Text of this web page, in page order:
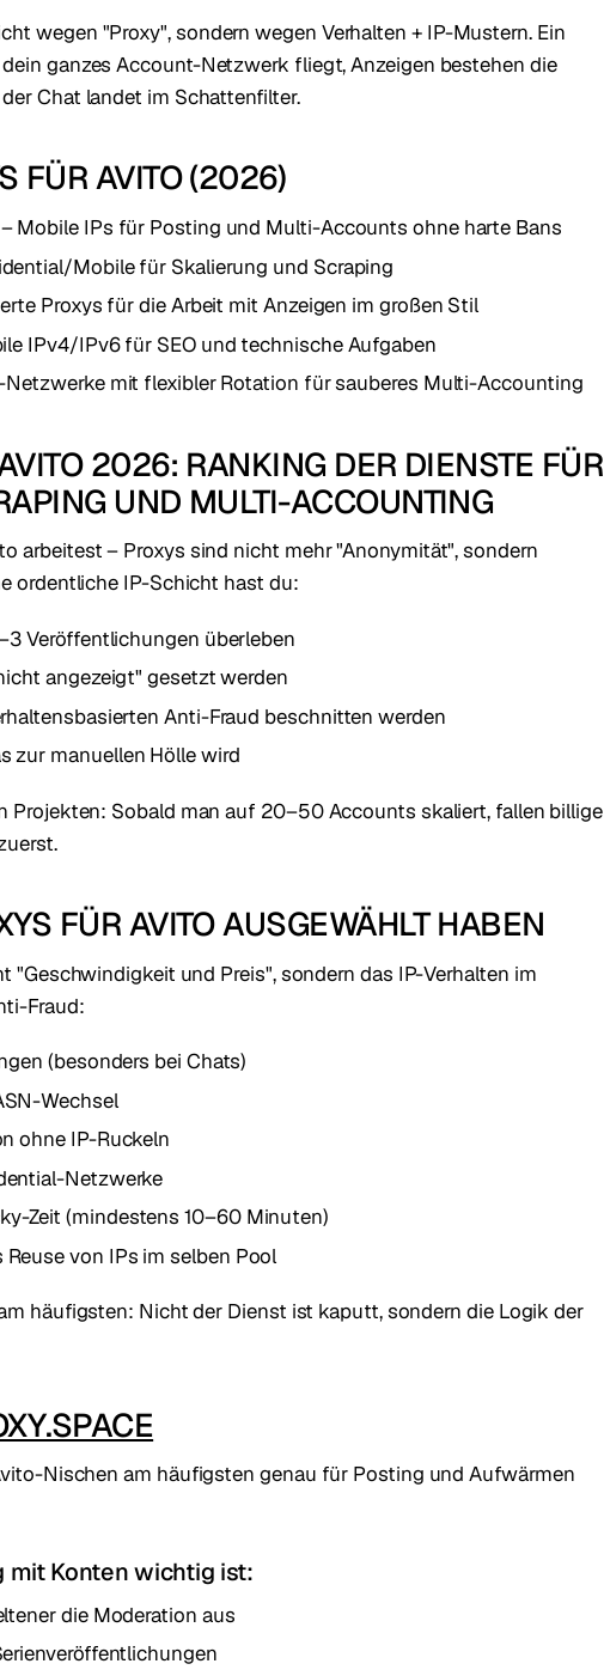
wegen "Proxy", sondern wegen Verhalten + IP-Mustern. Ein
ganzes Account-Netzwerk fliegt, Anzeigen bestehen die
Chat landet im Schattenfilter.
FÜR AVITO (2026)
Mobile IPs für Posting und Multi-Accounts ohne harte Bans
Mobile für Skalierung und Scraping
Proxys für die Arbeit mit Anzeigen im großen Stil
IPv4/IPv6 für SEO und technische Aufgaben
mit flexibler Rotation für sauberes Multi-Accounting
2026: RANKING DER DIENSTE FÜR
UND MULTI-ACCOUNTING
arbeitest – Proxys sind nicht mehr "Anonymität", sondern
ordentliche IP-Schicht hast du:
Veröffentlichungen überleben
angezeigt" gesetzt werden
Anti-Fraud beschnitten werden
zur manuellen Hölle wird
Projekten: Sobald man auf 20–50 Accounts skaliert, fallen billige
FÜR AVITO AUSGEWÄHLT HABEN
"Geschwindigkeit und Preis", sondern das IP-Verhalten im
Fraud:
(besonders bei Chats)
Wechsel
ohne IP-Ruckeln
Netzwerke
Zeit (mindestens 10–60 Minuten)
von IPs im selben Pool
häufigsten: Nicht der Dienst ist kaputt, sondern die Logik der
Nischen am häufigsten genau für Posting und Aufwärmen
mit Konten wichtig ist:
die Moderation aus